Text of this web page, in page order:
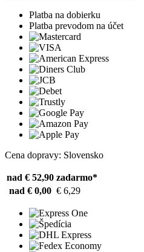
Platba na dobierku
Platba prevodom na účet
Cena dopravy: Slovensko
nad € 52,90 zadarmo*
nad € 0,00 € 6,29